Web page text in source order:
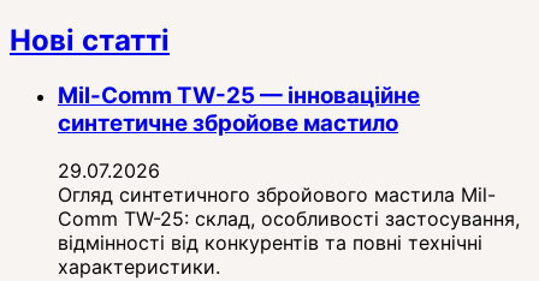
Нові статті
Mil-Comm TW-25 — інноваційне
синтетичне збройове мастило
29.07.2026
Огляд синтетичного збройового мастила Mil-
Comm TW-25: склад, особливості застосування,
відмінності від конкурентів та повні технічні
характеристики.